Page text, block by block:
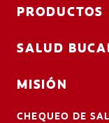
PRODUCTOS
SALUD
MISIÓN
CHEQUEO DE